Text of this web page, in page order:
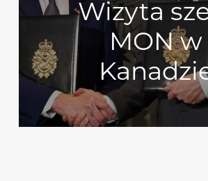
Wizyta
MON w